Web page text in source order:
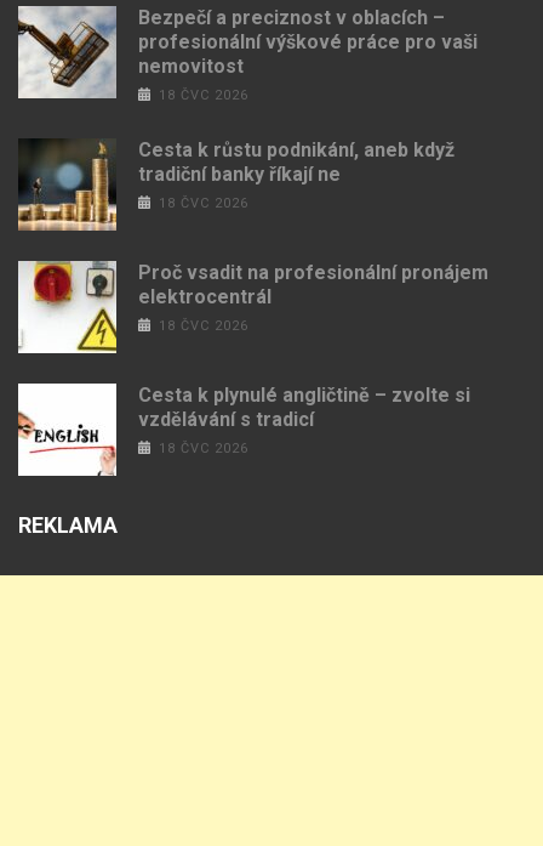
Bezpečí a preciznost v oblacích –
profesionální výškové práce pro vaši
nemovitost
18 ČVC 2026
Cesta k růstu podnikání, aneb když
tradiční banky říkají ne
18 ČVC 2026
Proč vsadit na profesionální pronájem
elektrocentrál
18 ČVC 2026
Cesta k plynulé angličtině – zvolte si
vzdělávání s tradicí
18 ČVC 2026
REKLAMA